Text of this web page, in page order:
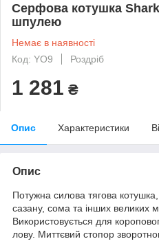
Серфова котушка
шпулею
Немає в наявності
Код: YO9
Роздріб
1 281 ₴
Опис Характеристики
Опис
Потужна силова тягова
сазану, сома та інших великих
Використовується для
лову. Миттєвий стопор